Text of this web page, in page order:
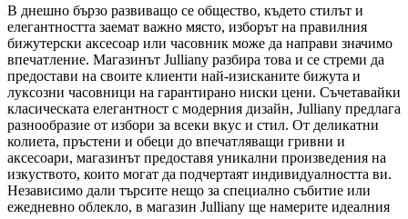
В днешно бързо развиващо се общество, където стилът и
елегантността заемат важно място, изборът на правилния
бижутерски аксесоар или часовник може да направи значимо
впечатление. Магазинът Julliany разбира това и се стреми да
предостави на своите клиенти най-изисканите бижута и
луксозни часовници на гарантирано ниски цени. Съчетавайки
класическата елегантност с модерния дизайн, Julliany предлага
разнообразие от избори за всеки вкус и стил. От деликатни
колиета, пръстени и обеци до впечатляващи гривни и
аксесоари, магазинът предоставя уникални произведения на
изкуството, които могат да подчертаят индивидуалността ви.
Независимо дали търсите нещо за специално събитие или
ежедневно облекло, в магазин Julliany ще намерите идеалния